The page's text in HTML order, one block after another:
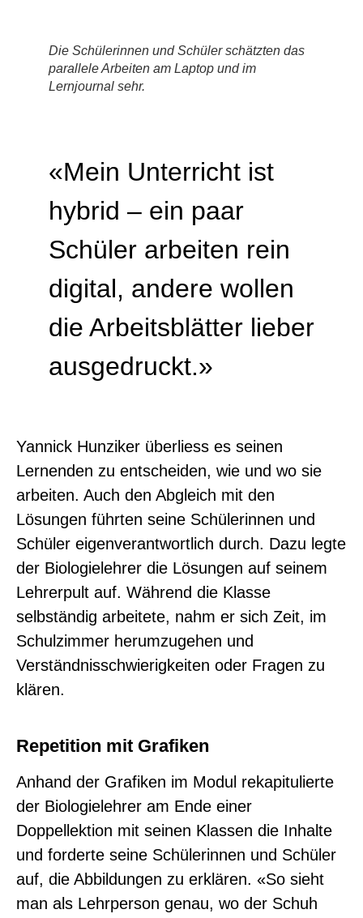
Die Schülerinnen und Schüler schätzten das
parallele Arbeiten am Laptop und im
Lernjournal sehr.
«Mein Unterricht ist
hybrid – ein paar
Schüler arbeiten rein
digital, andere wollen
die Arbeitsblätter lieber
ausgedruckt.»
Yannick Hunziker überliess es seinen
Lernenden zu entscheiden, wie und wo sie
arbeiten. Auch den Abgleich mit den
Lösungen führten seine Schülerinnen und
Schüler eigenverantwortlich durch. Dazu legte
der Biologielehrer die Lösungen auf seinem
Lehrerpult auf. Während die Klasse
selbständig arbeitete, nahm er sich Zeit, im
Schulzimmer herumzugehen und
Verständnisschwierigkeiten oder Fragen zu
klären.
Repetition mit Grafiken
Anhand der Grafiken im Modul rekapitulierte
der Biologielehrer am Ende einer
Doppellektion mit seinen Klassen die Inhalte
und forderte seine Schülerinnen und Schüler
auf, die Abbildungen zu erklären. «So sieht
man als Lehrperson genau, wo der Schuh